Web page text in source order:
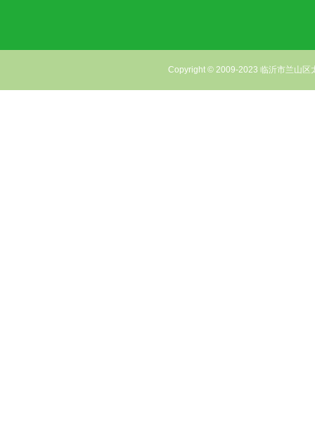
Copyright © 2009-2023 临沂市兰山